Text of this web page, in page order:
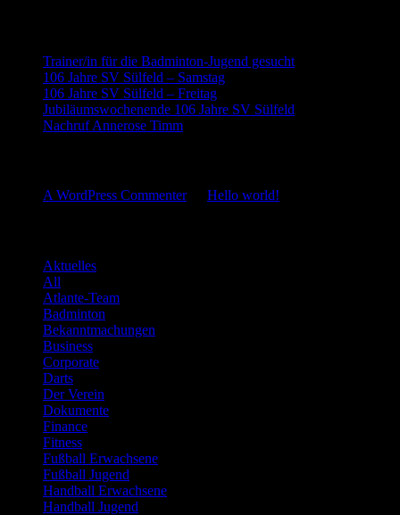
Trainer/in für die Badminton-Jugend gesucht
106 Jahre SV Sülfeld – Samstag
106 Jahre SV Sülfeld – Freitag
Jubiläumswochenende 106 Jahre SV Sülfeld
Nachruf Annerose Timm
A WordPress Commenterzu Hello world!
Aktuelles
All
Atlante-Team
Badminton
Bekanntmachungen
Business
Corporate
Darts
Der Verein
Dokumente
Finance
Fitness
Fußball Erwachsene
Fußball Jugend
Handball Erwachsene
Handball Jugend